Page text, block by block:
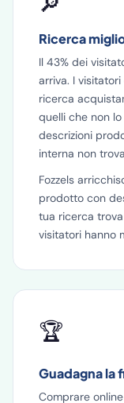
Ricerca
Il 43% dei
arriva. I
ricerca
quelli che non
descrizioni
interna non
Fozzels
prodotto con
tua ricerca
visitatori hanno
🏆
Guadagna la
Comprare